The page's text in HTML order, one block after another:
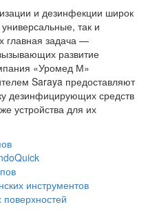
и дезинфекции широк
так и
главная задача —
развитие
«Уромед М»
Saraya предоставляют
дезинфицирующих средств
устройства для их
инструментов